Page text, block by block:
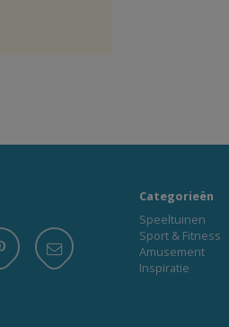
Categorieën
Speeltuinen
Sport & Fitness
Amusement
Inspiratie